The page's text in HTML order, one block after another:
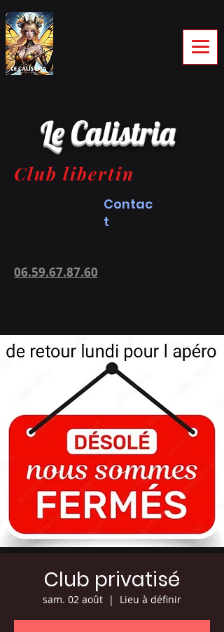
Le Calistria
Club libertin
Contac
t
06.59.67.87.60
Club privatisé
sam. 02 août
  |
Lieu à définir